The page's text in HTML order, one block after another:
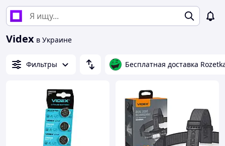
Videx в Украине
Фильтры Бесплатная доставка